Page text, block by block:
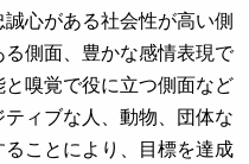
心がある社会性が高い側
側面、豊かな感情表現で
嗅覚で役に立つ側面など
ィブな人、動物、団体な
ことにより、目標を達成